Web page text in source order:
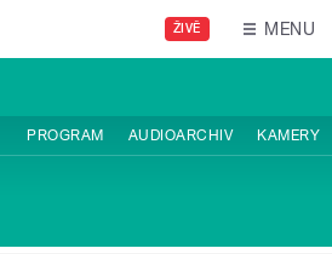
ŽIVĚ MENU
PROGRAM AUDIOARCHIV KAMERY